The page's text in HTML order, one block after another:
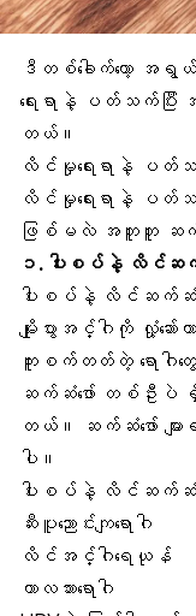
ဒီတစ်ခေါက်တော့ အရွ
ရေးရာနဲ့ ပတ်သက်ပြီး အမ
တယ်။
လိင်မှုရေးရာနဲ့ ပတ်သက်
လိင်မှုရေးရာနဲ့ ပတ်သက်
ဖြစ်မလဲ အတူတူ ဆက်
၁. ပါးစပ်နဲ့ လိင်ဆ
ပါးစပ်နဲ့ လိင်ဆက်
မျိုးပွားအင်္ဂါကို လှုံ့
ကူးစက်တတ်တဲ့ ရောဂ
ဆက်ဆံဖော် တစ်ဦးပဲ
တယ်။ ဆက်ဆံဖော် များ
ပါ။
ပါးစပ်နဲ့ လိင်ဆက်ဆံမှု
ဆီးပူညောင်းကျရောဂါ
လိင်အင်္ဂါရေယုန်
ကာလသားရောဂါ